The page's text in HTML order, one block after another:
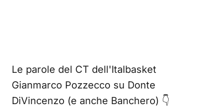
Le parole del CT dell'Italbasket
Gianmarco Pozzecco su Donte
DiVincenzo (e anche Banchero) 👇